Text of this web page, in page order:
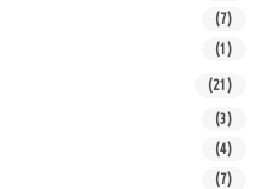
(7)
(1)
(21)
(3)
(4)
(7)